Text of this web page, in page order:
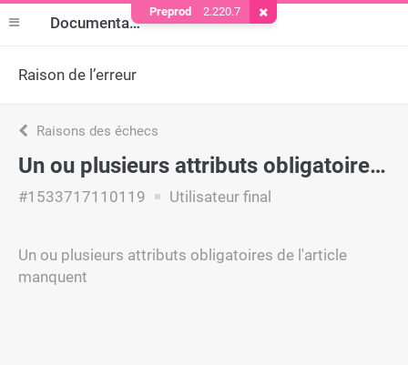
Documentation
Raison de l’erreur
Raisons des échecs
Un ou plusieurs attributs obligatoires de l'article manquent
#1533717110119 Utilisateur final
Un ou plusieurs attributs obligatoires de l'article
manquent
Preprod 2.220.7 Supprimer le cookie